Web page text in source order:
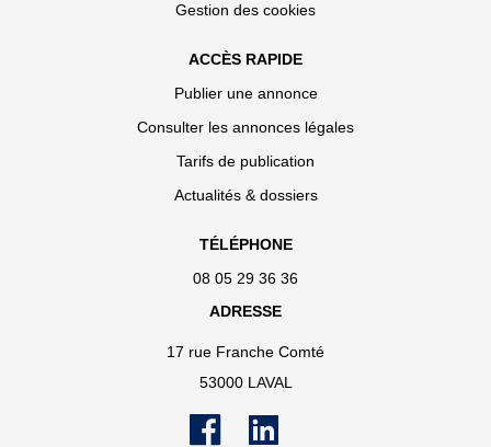
Gestion des cookies
ACCÈS RAPIDE
Publier une annonce
Consulter les annonces légales
Tarifs de publication
Actualités & dossiers
TÉLÉPHONE
08 05 29 36 36
ADRESSE
17 rue Franche Comté
53000 LAVAL